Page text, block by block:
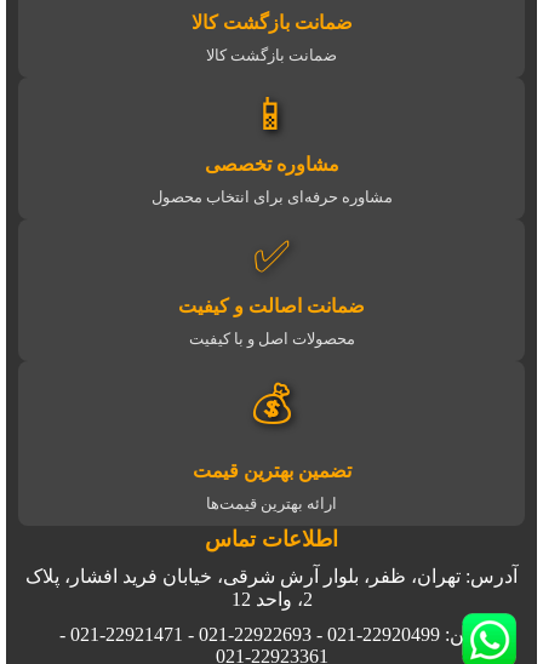
ضمانت بازگشت کالا
ضمانت بازگشت کالا
📱
مشاوره تخصصی
مشاوره حرفه‌ای برای انتخاب محصول
✅
ضمانت اصالت و کیفیت
محصولات اصل و با کیفیت
💰
تضمین بهترین قیمت
ارائه بهترین قیمت‌ها
اطلاعات تماس
آدرس: تهران، ظفر، بلوار آرش شرقی، خیابان فرید افشار، پلاک
2، واحد 12
تلفن: 22920499-021 - 22922693-021 - 22921471-021 -
22923361-021